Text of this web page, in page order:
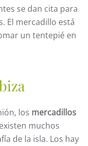
se dan cita para
El mercadillo está
un tentepié en
los mercadillos
muchos
de la isla. Los hay